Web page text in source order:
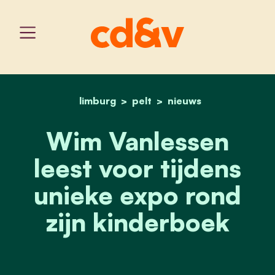
home
limburg pelt nieuws
wim vanlessen leest
Wim Vanlessen
leest voor tijdens
unieke expo rond
zijn kinderboek